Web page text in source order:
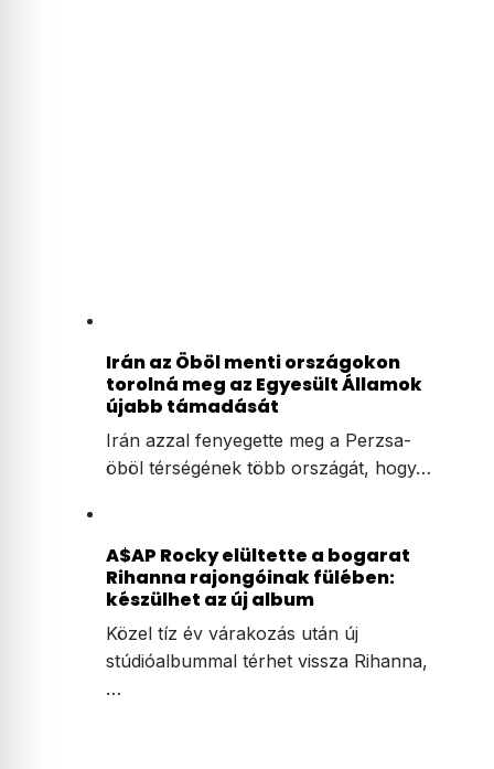
Irán az Öböl menti országokon
torolná meg az Egyesült Államok
újabb támadását
Irán azzal fenyegette meg a Perzsa-
öböl térségének több országát, hogy…
A$AP Rocky elültette a bogarat
Rihanna rajongóinak fülében:
készülhet az új album
Közel tíz év várakozás után új
stúdióalbummal térhet vissza Rihanna,
…